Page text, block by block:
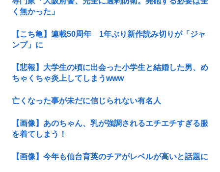
く無かった」
【こち亀】連載50周年 1年ぶり新作読み切りが「ジャ
ンプ」に
【悲報】大学生の頃に出会った小学生と結婚した男、め
ちゃくちゃ炎上してしまうwww
亡くなった事が未だに信じられない有名人
【画像】あのちゃん、乳が強調されるエチエチすぎる服
を着てしまう！
【画像】今年も仙台育英のチアがレベルが高いと話題に